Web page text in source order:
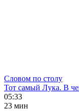
Словом по столу
Тот самый Лука. В
05:33
23 мин